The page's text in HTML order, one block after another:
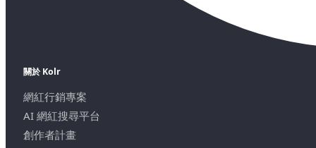
關於 Kolr
網紅行銷專案
AI 網紅搜尋平台
創作者計畫